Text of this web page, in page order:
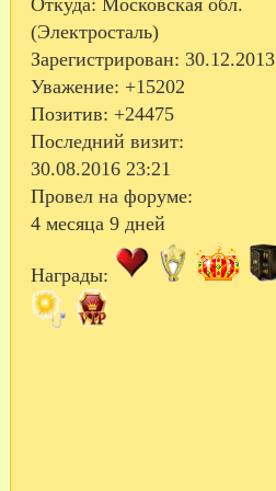
Откуда: Московская обл.
(Электросталь)
Зарегистрирован: 30.12.2013
Уважение: +15202
Позитив: +24475
Последний визит:
30.08.2016 23:21
Провел на форуме:
4 месяца 9 дней
Награды: